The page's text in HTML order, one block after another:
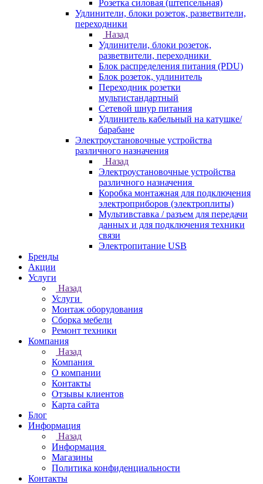
Розетка силовая (штепсельная)
Удлинители, блоки розеток, разветвители,
переходники
Назад
Удлинители, блоки розеток,
разветвители, переходники
Блок распределения питания (PDU)
Блок розеток, удлинитель
Переходник розетки
мультистандартный
Сетевой шнур питания
Удлинитель кабельный на катушке/
барабане
Электроустановочные устройства
различного назначения
Назад
Электроустановочные устройства
различного назначения
Коробка монтажная для подключения
электроприборов (электроплиты)
Мультивставка / разъем для передачи
данных и для подключения техники
связи
Электропитание USB
Бренды
Акции
Услуги
Назад
Услуги
Монтаж оборудования
Сборка мебели
Ремонт техники
Компания
Назад
Компания
О компании
Контакты
Отзывы клиентов
Карта сайта
Блог
Информация
Назад
Информация
Магазины
Политика конфиденциальности
Контакты